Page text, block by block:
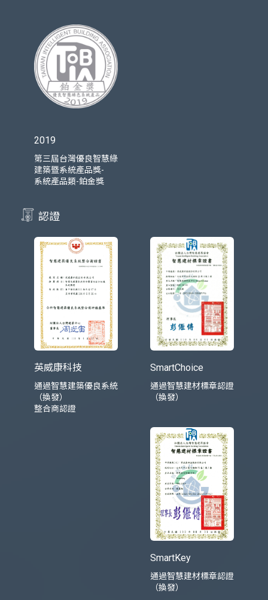
2019
第三屆台灣優良智慧綠
建築暨系統產品獎-
系統產品類-鉑金獎
認證
英威康科技
通過智慧建築優良系統
（換發）
整合商認證
SmartChoice
通過智慧建材標章認證
（換發）
SmartKey
通過智慧建材標章認證
（換發）